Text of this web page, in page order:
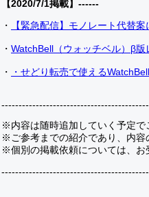
【2020/7/1掲載】------
・
【緊急配信】モノレート代替
・ WatchBell（ウォッチベル）β
・ ・せどり転売で使える
※内容は随時追加していく予定で
※ご参考までの紹介であり、内容
※個別の掲載依頼については、お